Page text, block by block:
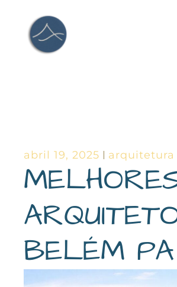
abril 19, 2025 arquitetura
BELÉM PA